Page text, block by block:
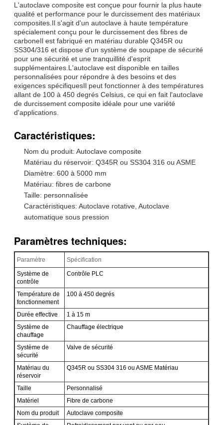
L'autoclave composite est conçue pour fournir la plus haute
qualité et performance pour le durcissement des matériaux
composites.Il s'agit d'un autoclave à haute température
spécialement conçu pour le durcissement des fibres de
carboneIl est fabriqué en matériau durable Q345R ou
SS304/316 et dispose d'un système de soupape de sécurité
pour une sécurité et une tranquillité d'esprit
supplémentaires.L'autoclave est disponible en tailles
personnalisées pour répondre à des besoins et des
exigences spécifiquesIl peut fonctionner à des températures
allant de 100 à 450 degrés Celsius, ce qui en fait l'autoclave
de durcissement composite idéale pour une variété
d'applications.
Caractéristiques:
Nom du produit: Autoclave composite
Matériau du réservoir: Q345R ou SS304 316 ou ASME
Diamètre: 600 à 5000 mm
Matériau: fibres de carbone
Taille: personnalisée
Caractéristiques: Autoclave rotative, Autoclave
automatique sous pression
Paramètres techniques:
Paramètre
Spécification
Système de
contrôle
Contrôle PLC
Température de
fonctionnement
100 à 450 degrés
Durée effective
1 à 15 m
Système de
chauffage
Chauffage électrique
Système de
sécurité
Valve de sécurité
Matériau du
réservoir
Q345R ou SS304 316 ou ASME Matériau
Taille
Personnalisé
Matériel
Fibre de carbone
Nom du produit
Autoclave composite